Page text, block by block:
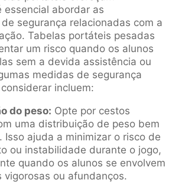
essencial abordar as
segurança relacionadas com a
Tabelas portáteis pesadas
um risco quando os alunos
sem a devida assistência ou
medidas de segurança
incluem:
do peso: Opte por cestos
uma distribuição de peso bem
Isso ajuda a minimizar o risco de
ou instabilidade durante o jogo,
quando os alunos se envolvem
vigorosas ou afundanços.